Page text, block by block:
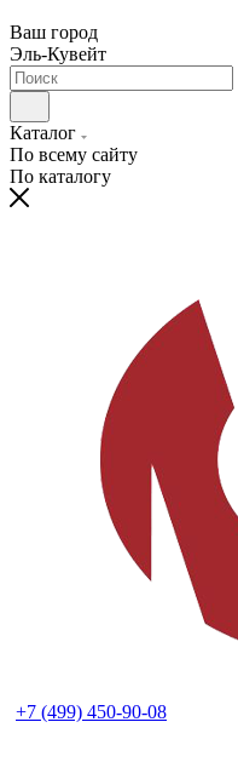
Ваш город
Эль-Кувейт
Каталог
По всему сайту
По каталогу
+7 (499) 450-90-08